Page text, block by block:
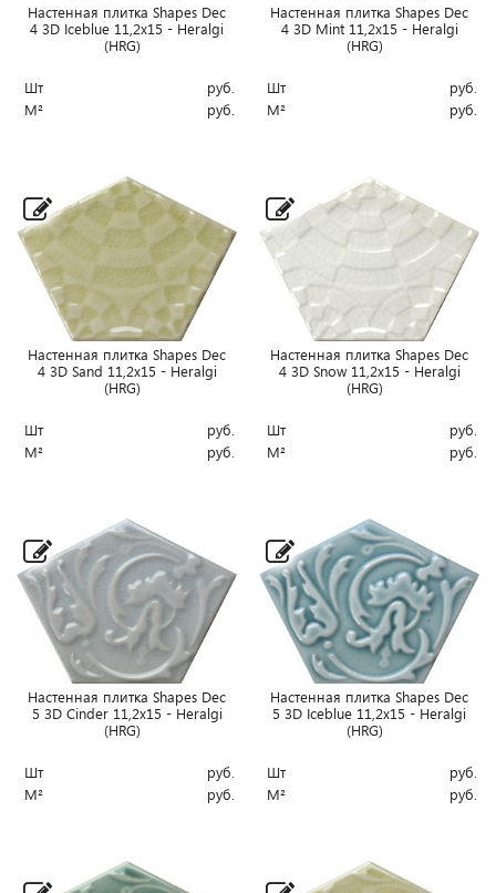
Настенная плитка Shapes Dec
4 3D Iceblue 11,2x15 - Heralgi
(HRG)
Шт
руб.
М²
руб.
Настенная плитка Shapes Dec
4 3D Mint 11,2x15 - Heralgi
(HRG)
Шт
руб.
М²
руб.
Настенная плитка Shapes Dec
4 3D Sand 11,2x15 - Heralgi
(HRG)
Шт
руб.
М²
руб.
Настенная плитка Shapes Dec
4 3D Snow 11,2x15 - Heralgi
(HRG)
Шт
руб.
М²
руб.
Настенная плитка Shapes Dec
5 3D Cinder 11,2x15 - Heralgi
(HRG)
Шт
руб.
М²
руб.
Настенная плитка Shapes Dec
5 3D Iceblue 11,2x15 - Heralgi
(HRG)
Шт
руб.
М²
руб.